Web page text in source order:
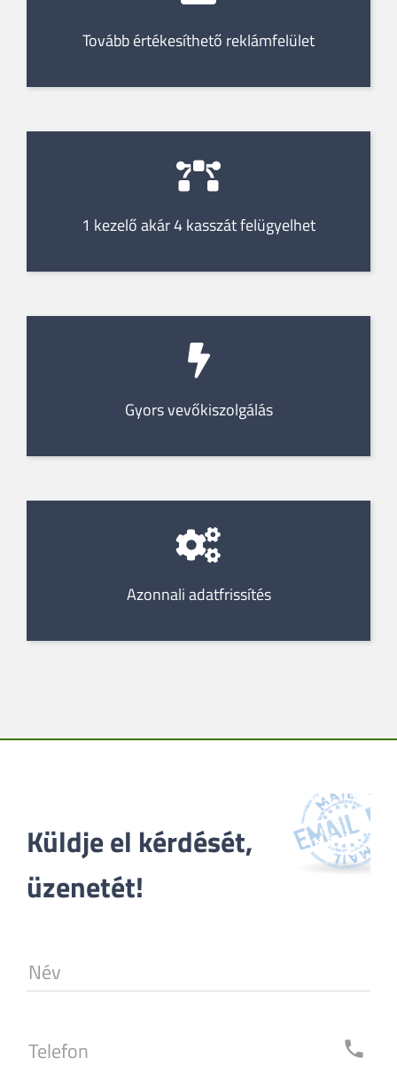
Tovább értékesíthető reklámfelület
1 kezelő akár 4 kasszát felügyelhet
Gyors vevőkiszolgálás
Azonnali adatfrissítés
Küldje el kérdését,
üzenetét!
Név
Telefon local_phone